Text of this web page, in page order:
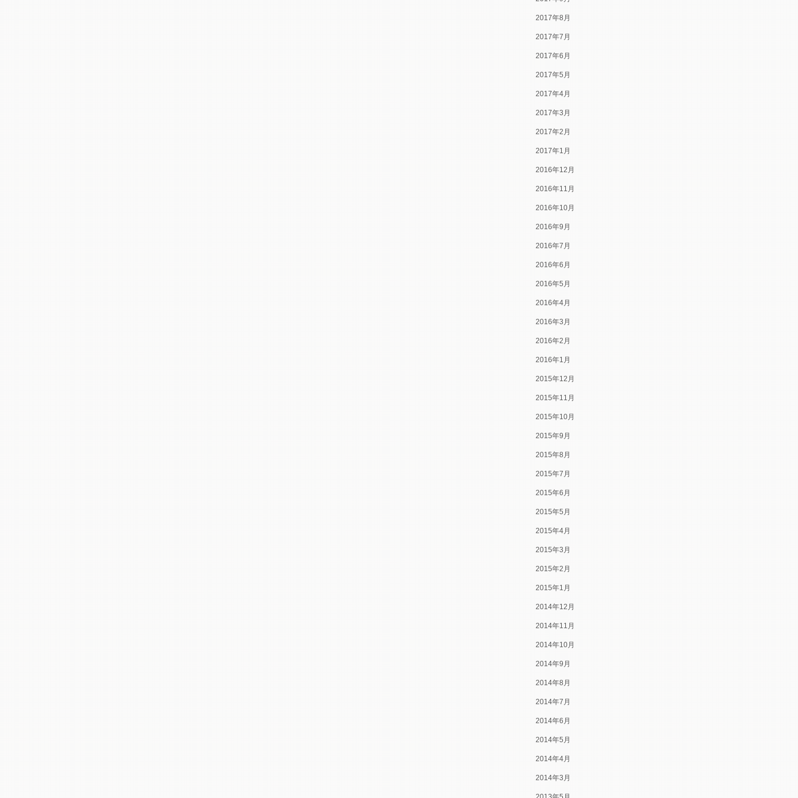
2017年8月
2017年7月
2017年6月
2017年5月
2017年4月
2017年3月
2017年2月
2017年1月
2016年12月
2016年11月
2016年10月
2016年9月
2016年7月
2016年6月
2016年5月
2016年4月
2016年3月
2016年2月
2016年1月
2015年12月
2015年11月
2015年10月
2015年9月
2015年8月
2015年7月
2015年6月
2015年5月
2015年4月
2015年3月
2015年2月
2015年1月
2014年12月
2014年11月
2014年10月
2014年9月
2014年8月
2014年7月
2014年6月
2014年5月
2014年4月
2014年3月